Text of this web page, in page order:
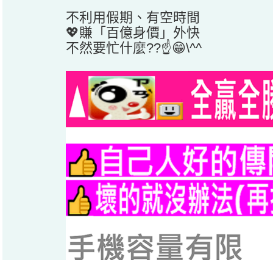
不利用假期、有空時間
💖賺「百億身價」外快
不然要忙什麼??☝️😁\^^